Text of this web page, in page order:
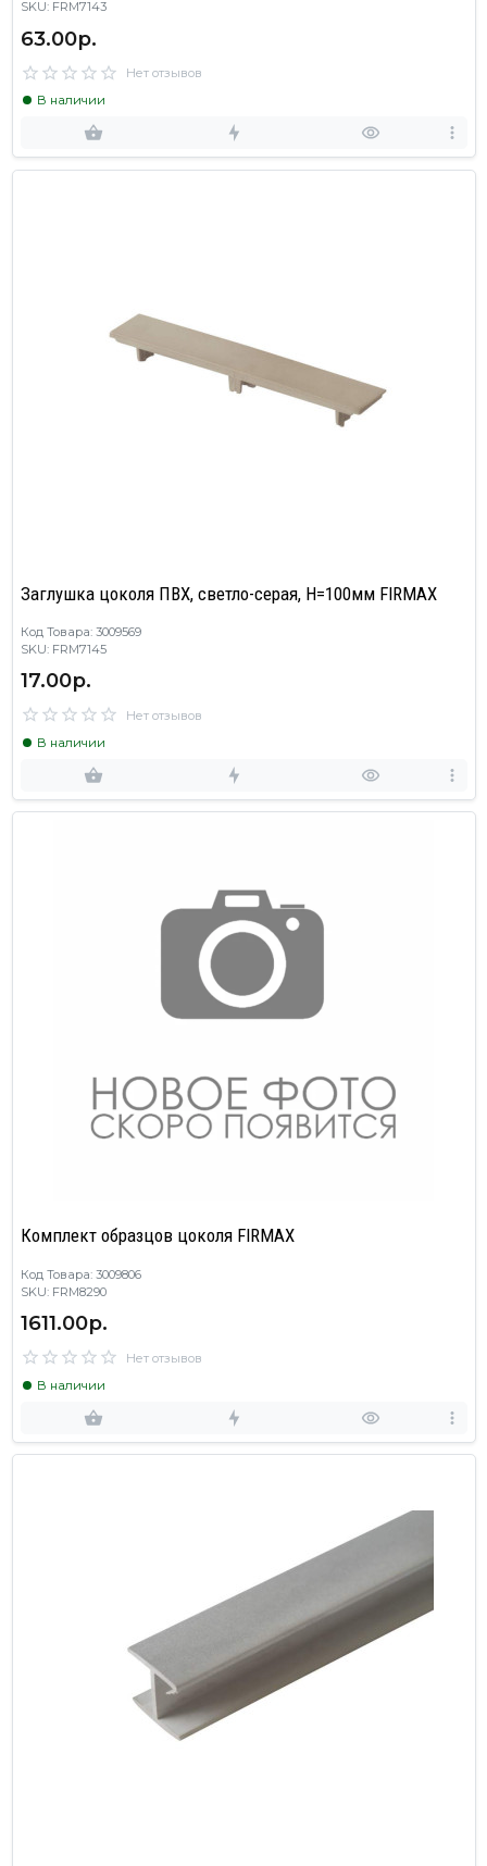
SKU: FRM7143
63.00р.
Нет отзывов
В наличии
Заглушка цоколя ПВХ, светло-серая, H=100мм FIRMAX
Код Товара: 3009569
SKU: FRM7145
17.00р.
Нет отзывов
В наличии
Комплект образцов цоколя FIRMAX
Код Товара: 3009806
SKU: FRM8290
1611.00р.
Нет отзывов
В наличии